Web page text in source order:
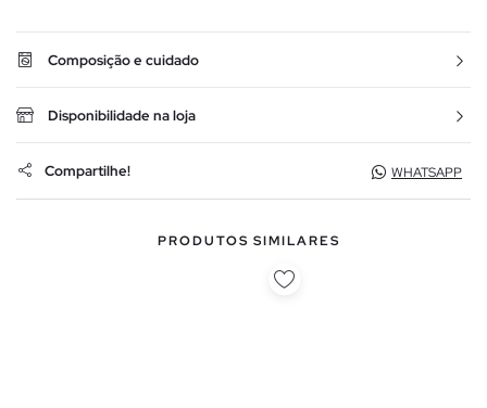
Composição e cuidado
Disponibilidade na loja
Compartilhe! WHATSAPP
PRODUTOS SIMILARES